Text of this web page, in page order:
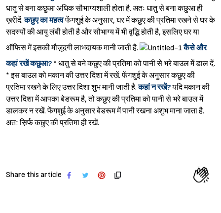
Sign in
धातु से बना कछुआ अधिक सौभाग्यशाली होता है. अतः धातु से बना कछुआ ही
ख़रीदें.कछुए का महत्वफेंगशुई के अनुसार, घर में कछुए की प्रतिमा रखने से घर के
सदस्यों की आयु लंबी होती है और सौभाग्य में भी वृद्धि होती है, इसलिए घर या
ऑफिस में इसकी मौज़ूदगी लाभदायक मानी जाती है.
कैसे और
कहां रखें कछुआ? * धातु से बने कछुए की प्रतिमा को पानी से भरे बाउल में डाल दें.
* इस बाउल को मकान की उत्तर दिशा में रखें. फेंगशुई के अनुसार कछुए की
प्रतिमा रखने के लिए उत्तर दिशा शुभ मानी जाती है.कहां न रखें?यदि मकान की
उत्तर दिशा में आपका बेडरूम है, तो कछुए की प्रतिमा को पानी से भरे बाउल में
डालकर न रखें. फेंगशुई के अनुसार बेडरूम में पानी रखना अशुभ माना जाता है.
अतः स़िर्फ कछुए की प्रतिमा ही रखें.
Share this article